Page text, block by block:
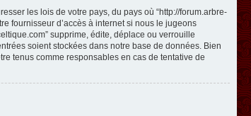
les lois de votre pays, du pays où “http://forum.arbre-
fournisseur d’accès à internet si nous le jugeons
supprime, édite, déplace ou verrouille
soient stockées dans notre base de données. Bien
tenus comme responsables en cas de tentative de